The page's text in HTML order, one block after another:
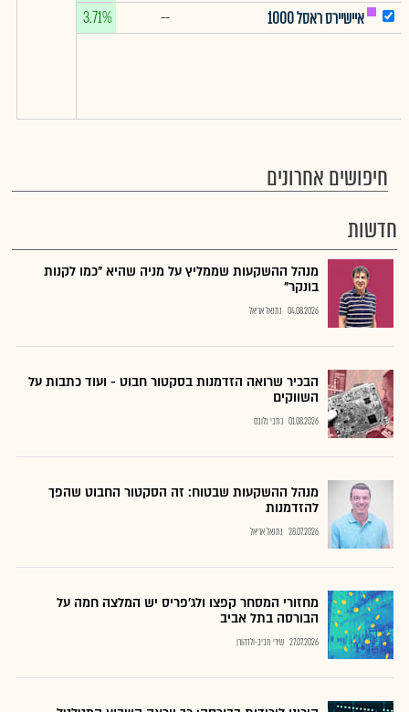
איישיירס ראסל 1000
--
3.71%
חיפושים אחרונים
חדשות
מנהל ההשקעות שממליץ על מניה שהיא "כמו לקנות
בונקר"
04.08.2026 נתנאל אריאל
הבכיר שרואה הזדמנות בסקטור חבוט - ועוד כתבות על
השווקים
01.08.2026 כתבי גלובס
מנהל ההשקעות שבטוח: זה הסקטור החבוט שהפך
להזדמנות
28.07.2026 נתנאל אריאל
מחזורי המסחר קפצו ולג'פריס יש המלצה חמה על
הבורסה בתל אביב
27.07.2026 שירי חביב-ולדהורן